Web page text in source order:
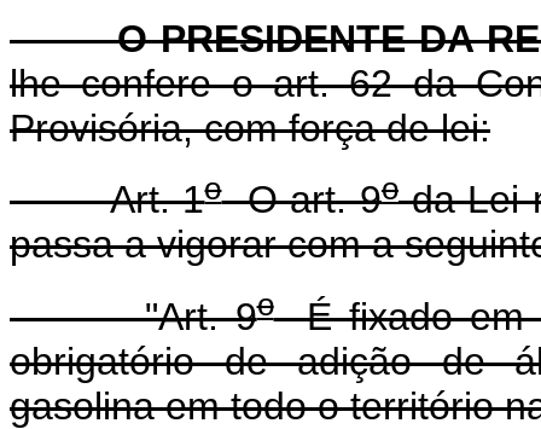
O PRESIDENTE DA
lhe confere o art. 62 da
Provisória, com força de lei:
Art. 1oO art. 9oda Lei
passa a vigorar com a
"Art. 9oÉ fixado em
obrigatório de adição de
gasolina em todo o território